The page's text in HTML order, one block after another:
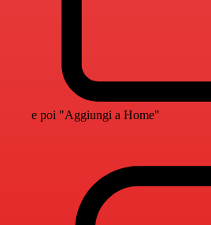
e poi "Aggiungi a Home"